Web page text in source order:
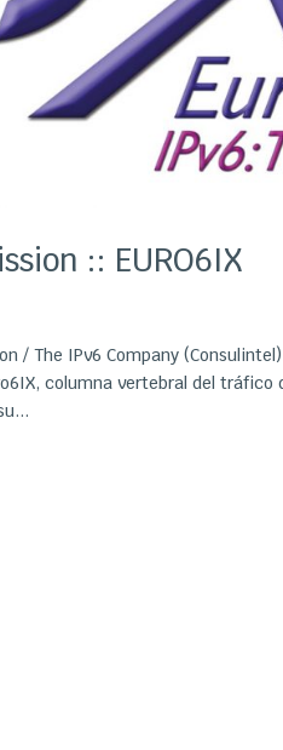
:: EURO6IX
/ The IPv6 Company
columna vertebral del